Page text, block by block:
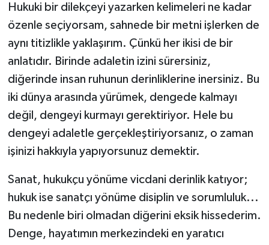
Hukuki bir dilekçeyi yazarken kelimeleri ne kadar
özenle seçiyorsam, sahnede bir metni işlerken de
aynı titizlikle yaklaşırım. Çünkü her ikisi de bir
anlatıdır. Birinde adaletin izini sürersiniz,
diğerinde insan ruhunun derinliklerine inersiniz. Bu
iki dünya arasında yürümek, dengede kalmayı
değil, dengeyi kurmayı gerektiriyor. Hele bu
dengeyi adaletle gerçekleştiriyorsanız, o zaman
işinizi hakkıyla yapıyorsunuz demektir.
Sanat, hukukçu yönüme vicdani derinlik katıyor;
hukuk ise sanatçı yönüme disiplin ve sorumluluk...
Bu nedenle biri olmadan diğerini eksik hissederim.
Denge, hayatımın merkezindeki en yaratıcı